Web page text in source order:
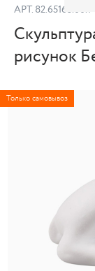
АРТ. 82.65165.00.1
рисунок
Только самовывоз